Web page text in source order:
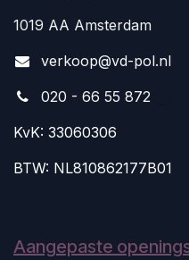
1019 AA Amsterdam
verkoop@vd-pol.nl
020 - 66 55 872
KvK: 33060306
BTW: NL810862177B01
Aangepaste